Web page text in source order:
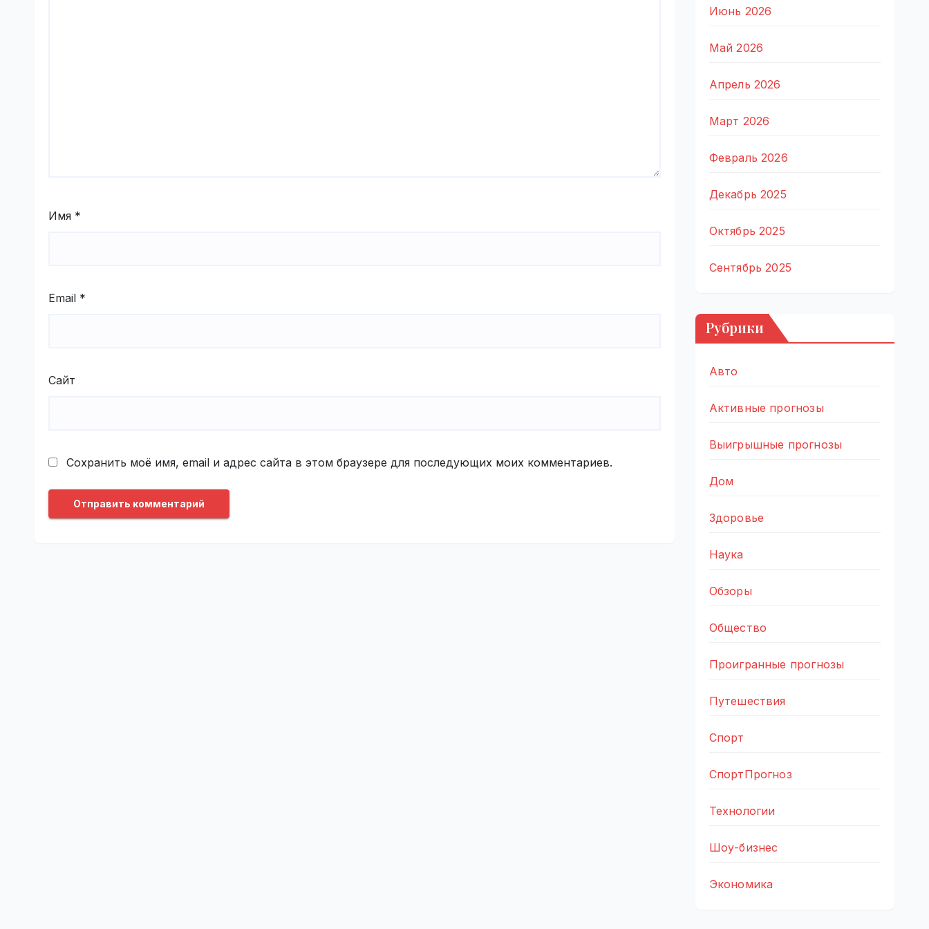
Имя *
Email *
Сайт
Сохранить моё имя, email и адрес сайта в этом браузере для последующих моих комментариев.
Июнь 2026
Май 2026
Апрель 2026
Март 2026
Февраль 2026
Декабрь 2025
Октябрь 2025
Сентябрь 2025
Рубрики
Авто
Активные прогнозы
Выигрышные прогнозы
Дом
Здоровье
Наука
Обзоры
Общество
Проигранные прогнозы
Путешествия
Спорт
СпортПрогноз
Технологии
Шоу-бизнес
Экономика